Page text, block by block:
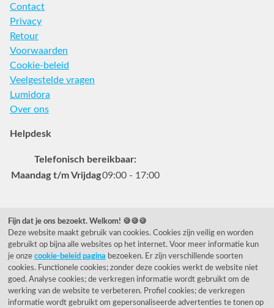
Contact
Privacy
Retour
Voorwaarden
Cookie-beleid
Veelgestelde vragen
Lumidora
Over ons
Helpdesk
Telefonisch bereikbaar:
Maandag t/m Vrijdag09:00 - 17:00
Veelgestelde vragen
0031 78 615 44 15
helpdesk@rietveldlicht.nl
Facebook InstagramPinterest
Fijn dat je ons bezoekt. Welkom! 🍪🍪🍪
Deze website maakt gebruik van cookies. Cookies zijn veilig en worden
gebruikt op bijna alle websites op het internet. Voor meer informatie kun
je onze cookie-beleid pagina bezoeken. Er zijn verschillende soorten
cookies. Functionele cookies; zonder deze cookies werkt de website niet
goed. Analyse cookies; de verkregen informatie wordt gebruikt om de
werking van de website te verbeteren. Profiel cookies; de verkregen
informatie wordt gebruikt om gepersonaliseerde advertenties te tonen op